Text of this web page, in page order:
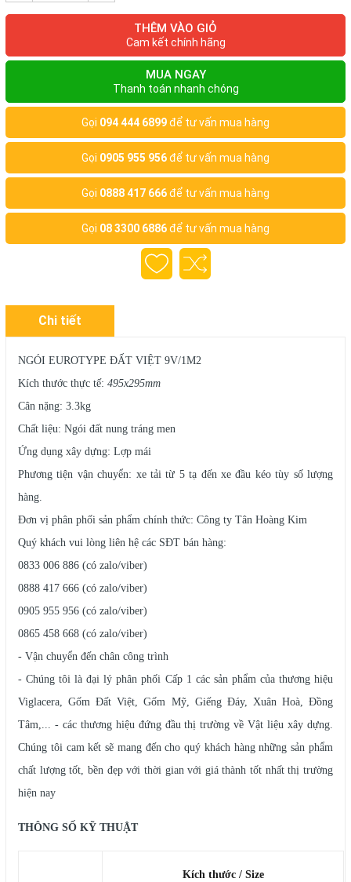
THÊM VÀO GIỎ
Cam kết chính hãng
MUA NGAY
Thanh toán nhanh chóng
Gọi 094 444 6899để tư vấn mua hàng
Gọi 0905 955 956để tư vấn mua hàng
Gọi 0888 417 666để tư vấn mua hàng
Gọi 08 3300 6886để tư vấn mua hàng
Chi tiết
NGÓI EUROTYPE ĐẤT VIỆT 9V/1M2
Kích thước thực tế: 495x295mm
Cân nặng: 3.3kg
Chất liệu: Ngói đất nung tráng men
Ứng dụng xây dựng: Lợp mái
Phương tiện vận chuyển: xe tải từ 5 tạ đến xe đầu kéo tùy số lượng
hàng.
Đơn vị phân phối sản phẩm chính thức: Công ty Tân Hoàng Kim
Quý khách vui lòng liên hệ các SĐT bán hàng:
0833 006 886 (có zalo/viber)
0888 417 666 (có zalo/viber)
0905 955 956 (có zalo/viber)
0865 458 668 (có zalo/viber)
- Vận chuyển đến chân công trình
- Chúng tôi là đại lý phân phối Cấp 1 các sản phẩm của thương hiệu
Viglacera, Gốm Đất Việt, Gốm Mỹ, Giếng Đáy, Xuân Hoà, Đồng
Tâm,... - các thương hiệu đứng đầu thị trường về Vật liệu xây dựng.
Chúng tôi cam kết sẽ mang đến cho quý khách hàng những sản phẩm
chất lượng tốt, bền đẹp với thời gian với giá thành tốt nhất thị trường
hiện nay
THÔNG SỐ KỸ THUẬT
Kích thước / Size